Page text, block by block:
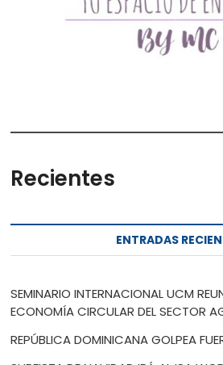
Recientes
ENTRADAS
SEMINARIO INTERNACIONAL UCM
ECONOMÍA CIRCULAR DEL SECTOR
REPÚBLICA DOMINICANA GOLPEA